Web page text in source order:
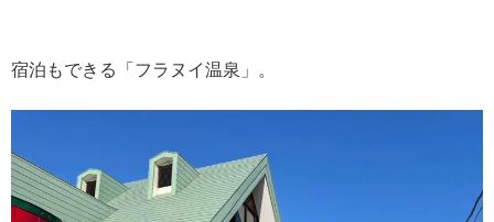
宿泊もできる「フラヌイ温泉」。